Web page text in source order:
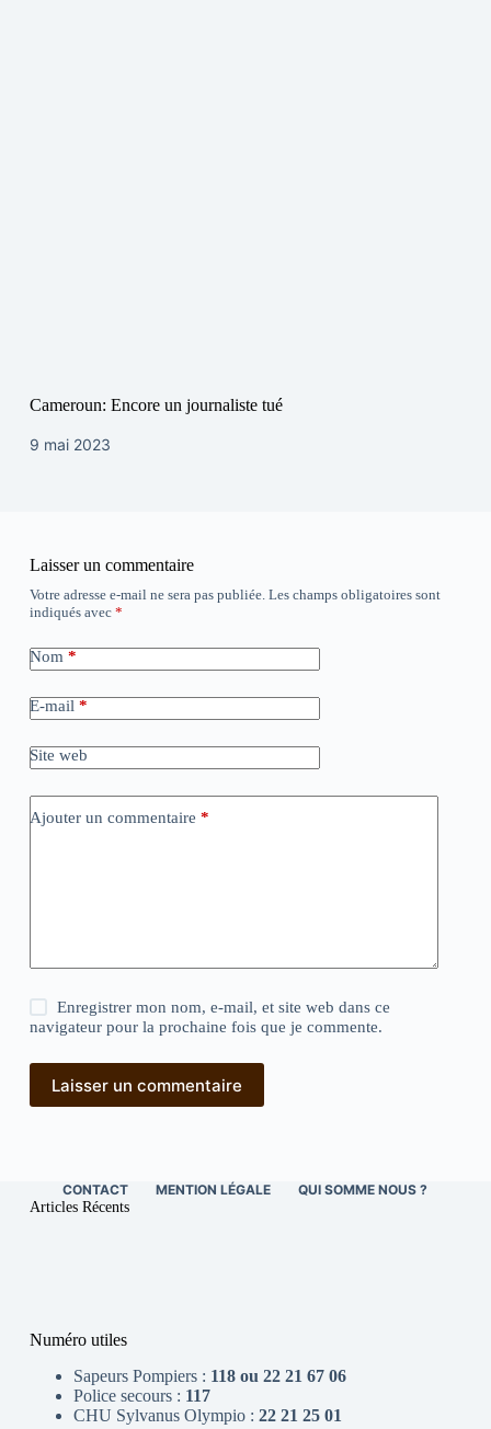
Cameroun: Encore un journaliste tué
9 mai 2023
Laisser un commentaire
Votre adresse e-mail ne sera pas publiée. Les champs obligatoires sont
indiqués avec *
Nom *
E-mail *
Site web
Ajouter un commentaire *
Enregistrer mon nom, e-mail, et site web dans ce
navigateur pour la prochaine fois que je commente.
Laisser un commentaire
CONTACT MENTION LÉGALE QUI SOMME NOUS ?
Articles Récents
Numéro utiles
Sapeurs Pompiers : 118 ou 22 21 67 06
Police secours : 117
CHU Sylvanus Olympio : 22 21 25 01